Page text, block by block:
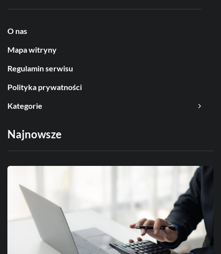
O nas
Mapa witryny
Regulamin serwisu
Polityka prywatności
Kategorie
Najnowsze